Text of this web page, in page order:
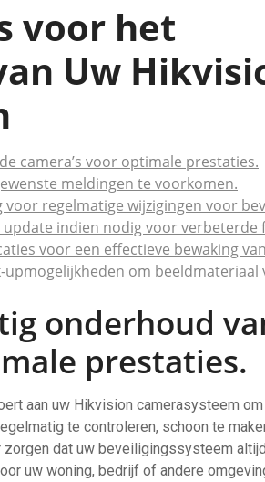
voor het
Uw
camera’s voor optimale prestaties.
meldingen te voorkomen.
regelmatige wijzigingen voor
indien nodig voor verbeterde
voor een effectieve bewaking
om beeldmateriaal
onderhoud
prestaties.
aan uw Hikvision camerasysteem
te controleren, schoon te
zorgen dat uw beveiligingssysteem
uw woning, bedrijf of andere